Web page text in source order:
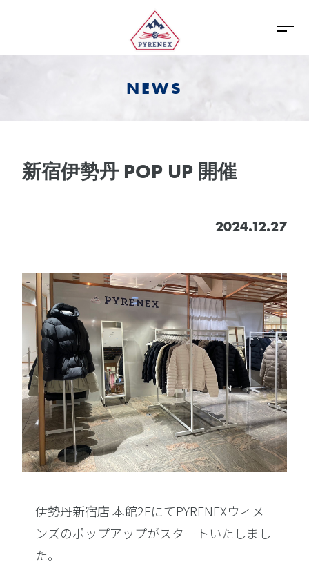
NEWS
新宿伊勢丹 POP UP 開催
2024.12.27
伊勢丹新宿店 本館2FにてPYRENEXウィメ
ンズのポップアップがスタートいたしまし
た。